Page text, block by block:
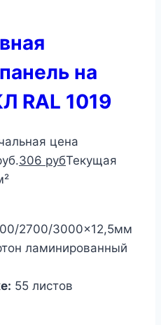
на
RAL 1019
цена
306 рубТекущая
2700/3000×12,5мм
ламинированный
55 листов